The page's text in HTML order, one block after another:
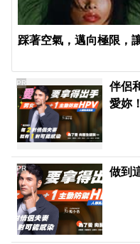
踩著空氣，邁向極限，
伴侶
愛妳！
PR
做到
PR